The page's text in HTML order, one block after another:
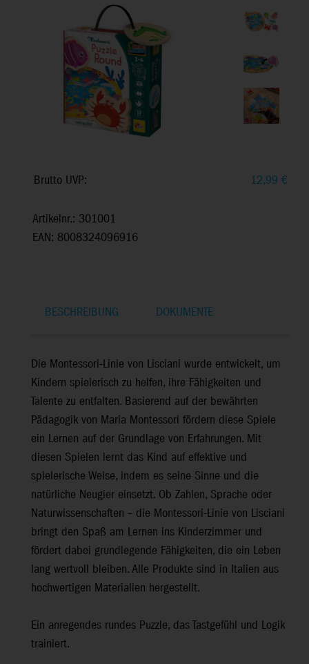
Brutto UVP: 12,99 €
Artikelnr.: 301001
EAN: 8008324096916
BESCHREIBUNG DOKUMENTE
Die Montessori-Linie von Lisciani wurde entwickelt, um
Kindern spielerisch zu helfen, ihre Fähigkeiten und
Talente zu entfalten. Basierend auf der bewährten
Pädagogik von Maria Montessori fördern diese Spiele
ein Lernen auf der Grundlage von Erfahrungen. Mit
diesen Spielen lernt das Kind auf effektive und
spielerische Weise, indem es seine Sinne und die
natürliche Neugier einsetzt. Ob Zahlen, Sprache oder
Naturwissenschaften – die Montessori-Linie von Lisciani
bringt den Spaß am Lernen ins Kinderzimmer und
fördert dabei grundlegende Fähigkeiten, die ein Leben
lang wertvoll bleiben. Alle Produkte sind in Italien aus
hochwertigen Materialien hergestellt.
Ein anregendes rundes Puzzle, das Tastgefühl und Logik
trainiert.